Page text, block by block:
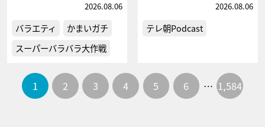
2026.08.06
バラエティ
かまいガチ
スーパーバラバラ大作戦
2026.08.06
テレ朝Podcast
1 2 3 4 5 6 … 1,584